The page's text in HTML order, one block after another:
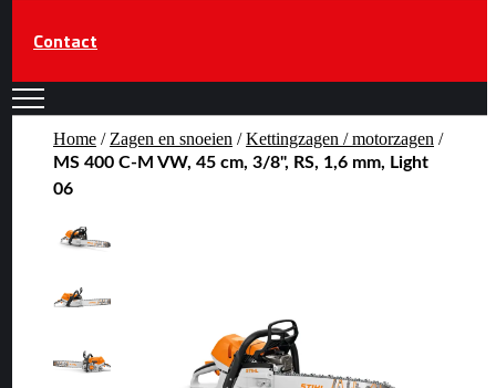
Contact
Home / Zagen en snoeien /Kettingzagen / motorzagen /
MS 400 C-M VW, 45 cm, 3/8", RS, 1,6 mm, Light
06